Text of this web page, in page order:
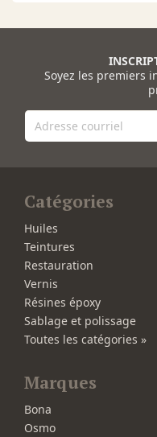
Soyez les premiers
Catégories
Huiles
Teintures
Restauration
Vernis
Résines époxy
Sablage et polissage
Toutes les catégories »
Marques
Bona
Osmo